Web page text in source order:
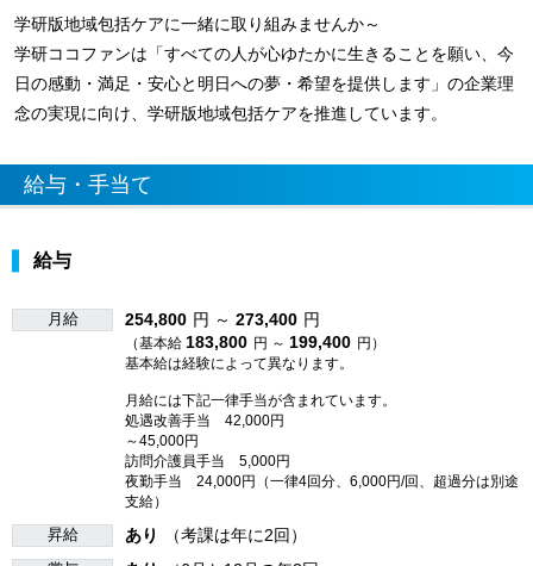
学研版地域包括ケアに一緒に取り組みませんか～
学研ココファンは「すべての人が心ゆたかに生きることを願い、今
日の感動・満足・安心と明日への夢・希望を提供します」の企業理
念の実現に向け、学研版地域包括ケアを推進しています。
給与・手当て
給与
月給 254,800 円 ～ 273,400 円
（基本給 183,800 円 ～ 199,400 円）
基本給は経験によって異なります。
月給には下記一律手当が含まれています。
処遇改善手当 42,000円
～45,000円
訪問介護員手当 5,000円
夜勤手当 24,000円（一律4回分、6,000円/回、超過分は別途
支給）
昇給 あり （考課は年に2回）